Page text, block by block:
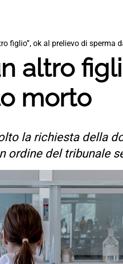
figlio”, ok al prelievo di sperma
altro
morto
la richiesta della
ordine del tribunale